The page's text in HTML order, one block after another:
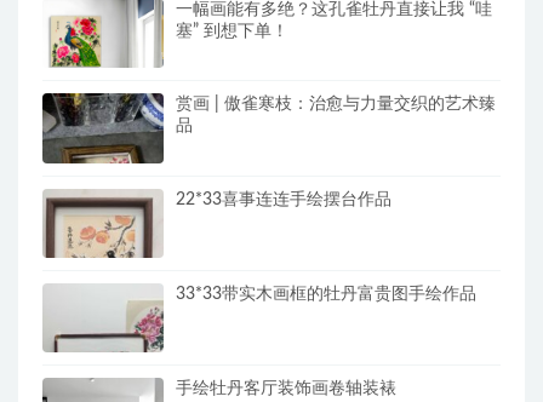
一幅画能有多绝？这孔雀牡丹直接让我 “哇
塞” 到想下单！
赏画 | 傲雀寒枝：治愈与力量交织的艺术臻
品
22*33喜事连连手绘摆台作品
33*33带实木画框的牡丹富贵图手绘作品
手绘牡丹客厅装饰画卷轴装裱